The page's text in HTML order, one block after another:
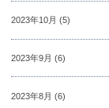
2023年10月 (5)
2023年9月 (6)
2023年8月 (6)